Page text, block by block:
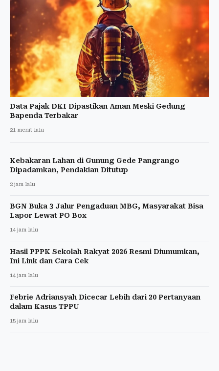
Data Pajak DKI Dipastikan Aman Meski Gedung
Bapenda Terbakar
21 menit lalu
Kebakaran Lahan di Gunung Gede Pangrango
Dipadamkan, Pendakian Ditutup
2 jam lalu
BGN Buka 3 Jalur Pengaduan MBG, Masyarakat Bisa
Lapor Lewat PO Box
14 jam lalu
Hasil PPPK Sekolah Rakyat 2026 Resmi Diumumkan,
Ini Link dan Cara Cek
14 jam lalu
Febrie Adriansyah Dicecar Lebih dari 20 Pertanyaan
dalam Kasus TPPU
15 jam lalu